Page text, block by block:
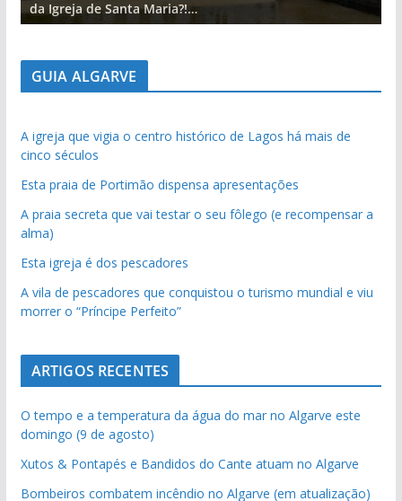
da Igreja de Santa Maria?!…
GUIA ALGARVE
A igreja que vigia o centro histórico de Lagos há mais de
cinco séculos
Esta praia de Portimão dispensa apresentações
A praia secreta que vai testar o seu fôlego (e recompensar a
alma)
Esta igreja é dos pescadores
A vila de pescadores que conquistou o turismo mundial e viu
morrer o “Príncipe Perfeito”
ARTIGOS RECENTES
O tempo e a temperatura da água do mar no Algarve este
domingo (9 de agosto)
Xutos & Pontapés e Bandidos do Cante atuam no Algarve
Bombeiros combatem incêndio no Algarve (em atualização)